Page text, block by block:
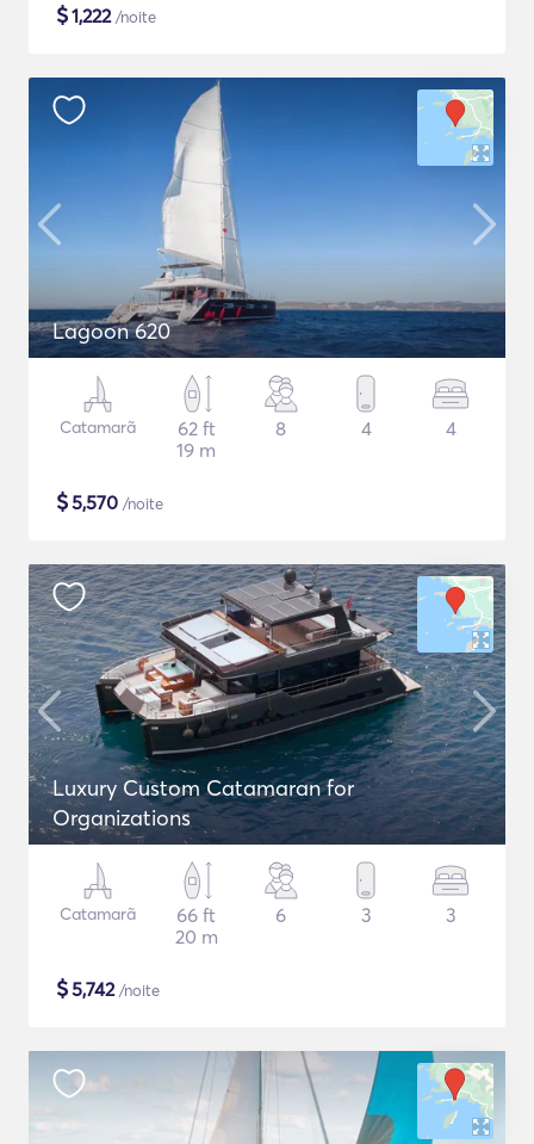
$1,222/noite
Lagoon 620
Catamarã
62 ft
19 m
8 4 4
$5,570 /noite
Luxury Custom Catamaran for
Organizations
Catamarã
66 ft
20 m
6 3 3
$5,742/noite